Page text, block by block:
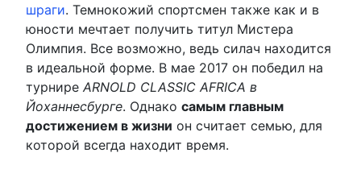
шраги. Темнокожий спортсмен также как и в
юности мечтает получить титул Мистера
Олимпия. Все возможно, ведь силач находится
в идеальной форме. В мае 2017 он победил на
турнире АRNOLD CLASSIC AFRICA в
Йоханнесбурге. Однако самым главным
достижением в жизни он считает семью, для
которой всегда находит время.